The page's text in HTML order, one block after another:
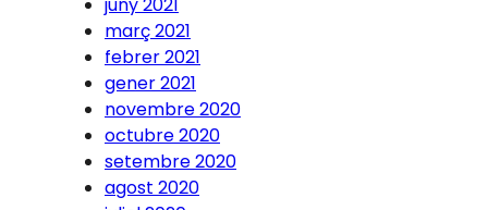
març 2021
febrer 2021
gener 2021
novembre 2020
octubre 2020
setembre 2020
agost 2020